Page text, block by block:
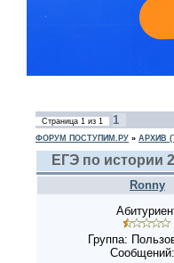
Страница 1 из 1 1
ФОРУМ ПОСТУПИМ.РУ » АРХИВ
ЕГЭ по истории
Ronny
Группа:
Сообщений: